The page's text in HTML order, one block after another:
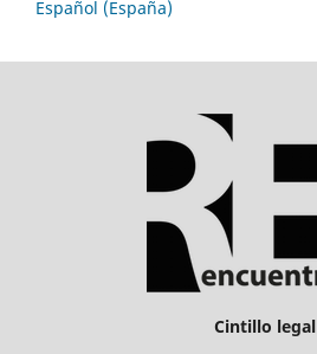
Español (España)
Cintillo legal